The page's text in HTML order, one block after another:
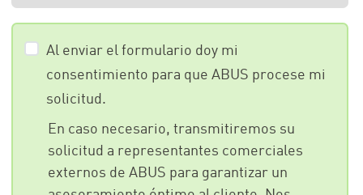
Al enviar el formulario doy mi
consentimiento para que ABUS procese mi
solicitud.
En caso necesario, transmitiremos su
solicitud a representantes comerciales
externos de ABUS para garantizar un